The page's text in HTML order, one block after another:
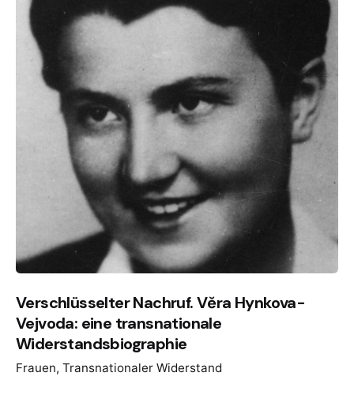
Verschlüsselter Nachruf. Věra Hynkova-
Vejvoda: eine transnationale
Widerstandsbiographie
Frauen Transnationaler Widerstand